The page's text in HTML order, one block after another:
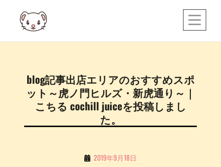
content
blog記事出店エリアのおすすめスポ
ット～虎ノ門ヒルズ・新虎通り～｜
こちる cochill juiceを投稿しまし
た。
By 2019年9月18日
投
稿
ゲ